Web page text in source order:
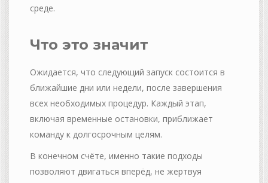
среде.
Что это значит
Ожидается, что следующий запуск состоится в
ближайшие дни или недели, после завершения
всех необходимых процедур. Каждый этап,
включая временные остановки, приближает
команду к долгосрочным целям.
В конечном счёте, именно такие подходы
позволяют двигаться вперёд, не жертвуя